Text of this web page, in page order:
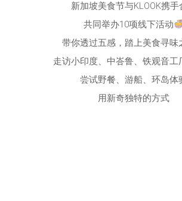
新加坡美食节与KLOOK携手
共同举办10项线下活动
带你透过五感，踏上美食寻味
走访小印度、中峇鲁、铁观音工
尝试野餐、游船、环岛体
用新奇独特的方式